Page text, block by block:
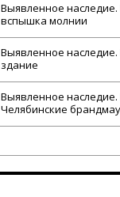
Выявленное наследие.
вспышка молнии
Выявленное наследие.
здание
Выявленное наследие.
Челябинские